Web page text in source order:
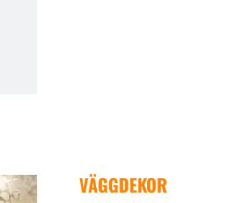
VÄGGDEKOR